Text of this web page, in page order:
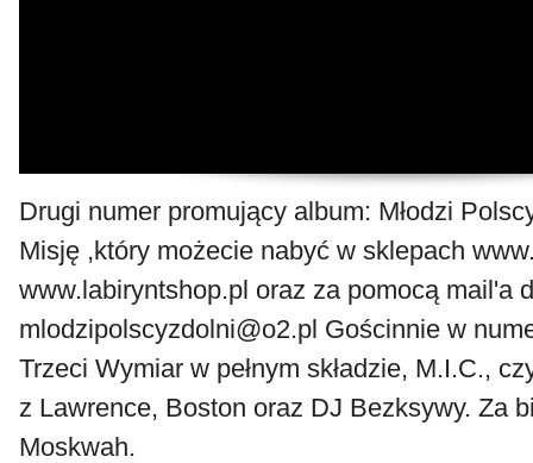
Drugi numer promujący album: Młodzi
Misję ,który możecie nabyć w sklepach
www.labiryntshop.pl oraz za pomocą mail'a
mlodzipolscyzdolni@o2.pl Gościnnie w
Trzeci Wymiar w pełnym składzie, M.I.C.,
z Lawrence, Boston oraz DJ Bezksywy. Za
Moskwah.